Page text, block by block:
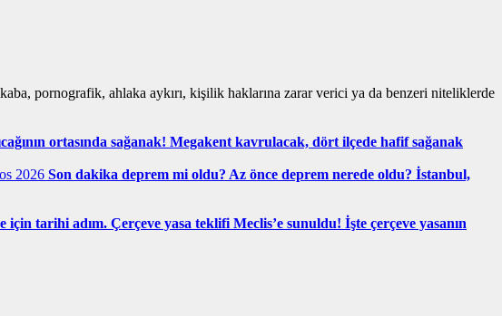
pornografik, ahlaka aykırı, kişilik haklarına zarar verici ya da benzeri niteliklerde
ortasında sağanak! Megakent kavrulacak, dört ilçede hafif sağanak
Son dakika deprem mi oldu? Az önce deprem nerede oldu? İstanbul,
tarihi adım. Çerçeve yasa teklifi Meclis’e sunuldu! İşte çerçeve yasanın